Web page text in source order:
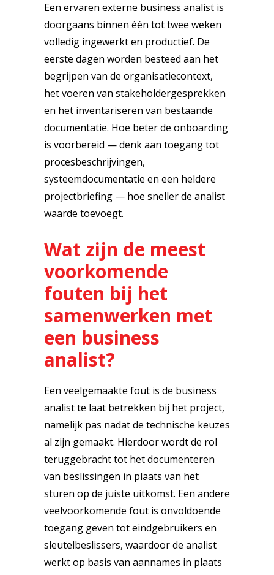
Een ervaren externe business analist is
doorgaans binnen één tot twee weken
volledig ingewerkt en productief. De
eerste dagen worden besteed aan het
begrijpen van de organisatiecontext,
het voeren van stakeholdergesprekken
en het inventariseren van bestaande
documentatie. Hoe beter de onboarding
is voorbereid — denk aan toegang tot
procesbeschrijvingen,
systeemdocumentatie en een heldere
projectbriefing — hoe sneller de analist
waarde toevoegt.
Wat zijn de meest
voorkomende
fouten bij het
samenwerken met
een business
analist?
Een veelgemaakte fout is de business
analist te laat betrekken bij het project,
namelijk pas nadat de technische keuzes
al zijn gemaakt. Hierdoor wordt de rol
teruggebracht tot het documenteren
van beslissingen in plaats van het
sturen op de juiste uitkomst. Een andere
veelvoorkomende fout is onvoldoende
toegang geven tot eindgebruikers en
sleutelbeslissers, waardoor de analist
werkt op basis van aannames in plaats